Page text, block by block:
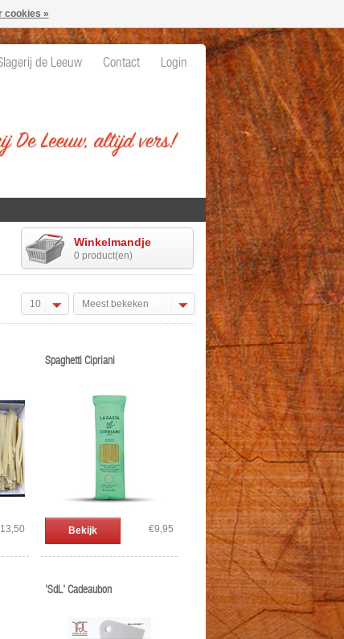
de Leeuw Contact Login
Winkelmandje
0 product(en)
10 Meest bekeken
Spaghetti Cipriani
Bekijk €9,95
'SdL' Cadeaubon
cookies »